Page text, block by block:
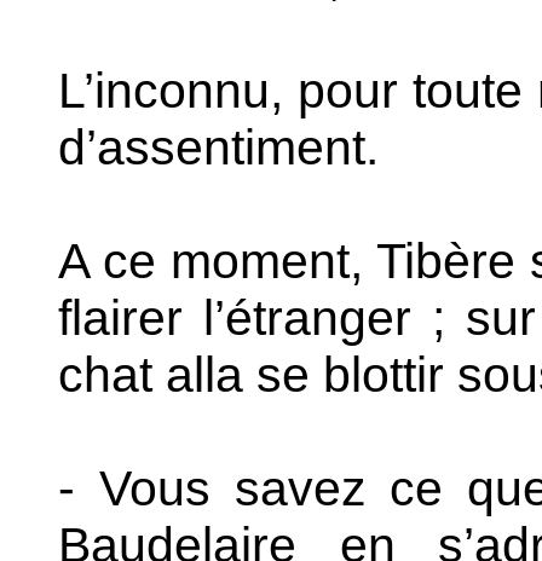
L’inconnu, pour
d’assentiment.
A ce moment,
flairer l’étranger ;
chat alla se blottir
- Vous savez ce
Baudelaire en